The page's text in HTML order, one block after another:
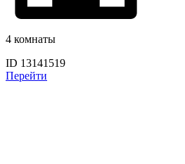
4 комнаты
ID 13141519
Перейти